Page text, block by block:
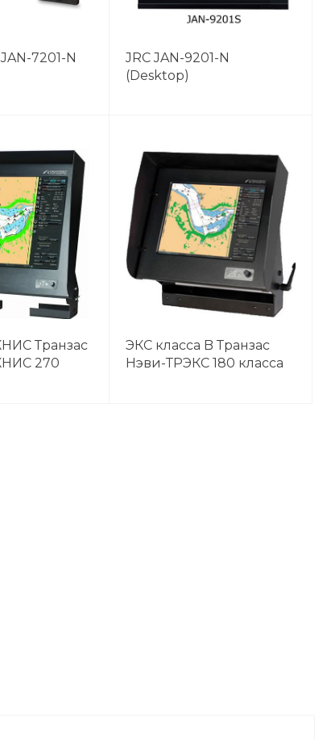
7201-N
JRC JAN-9201-N
(Desktop)
Транзас
270
ЭКС класса B Транзас
Нэви-ТРЭКС 180 класса